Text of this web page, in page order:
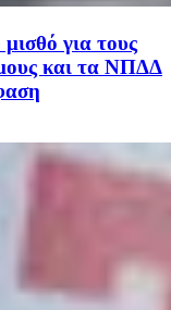
για τους
και τα ΝΠΔΔ